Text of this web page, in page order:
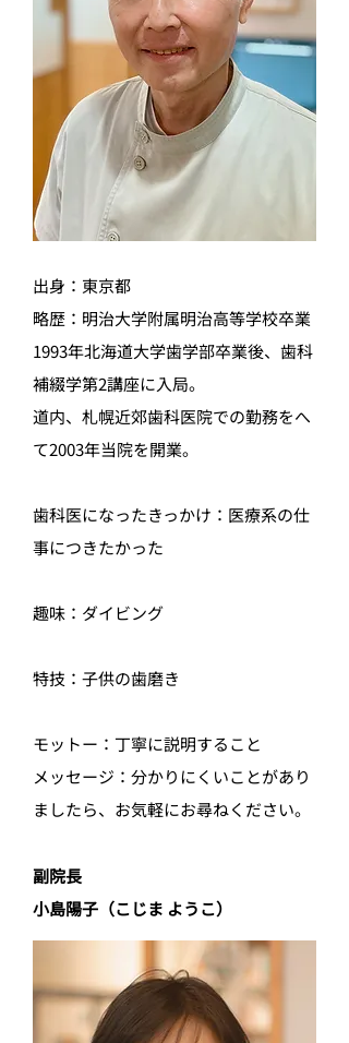
出身：東京都
略歴：明治大学附属明治高等学校卒業
1993年北海道大学歯学部卒業後、歯科
補綴学第2講座に入局。
道内、札幌近郊歯科医院での勤務をへ
て2003年当院を開業。
歯科医になったきっかけ：医療系の仕
事につきたかった
趣味：ダイビング
特技：子供の歯磨き
モットー：丁寧に説明すること
メッセージ：分かりにくいことがあり
ましたら、お気軽にお尋ねください。
副院長
小島陽子（こじま ようこ）​